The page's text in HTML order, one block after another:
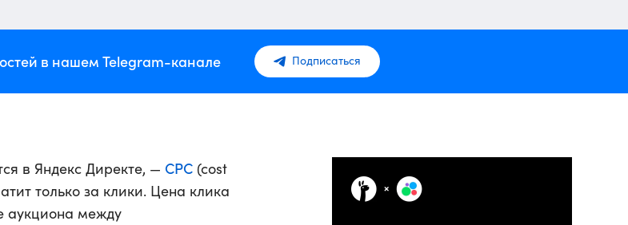
в нашем Telegram-канале Подписаться
в Яндекс Директе, — CPC (cost
только за клики. Цена клика
аукциона между